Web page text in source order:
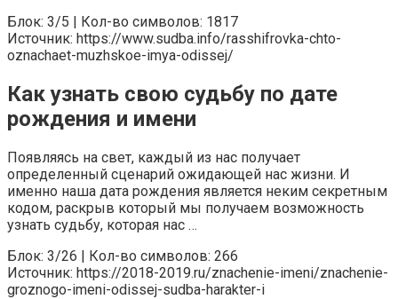
Блок: 3/5 | Кол-во символов: 1817
Источник: https://www.sudba.info/rasshifrovka-chto-
oznachaet-muzhskoe-imya-odissej/
Как узнать свою судьбу по дате
рождения и имени
Появляясь на свет, каждый из нас получает
определенный сценарий ожидающей нас жизни. И
именно наша дата рождения является неким секретным
кодом, раскрыв который мы получаем возможность
узнать судьбу, которая нас …
Блок: 3/26 | Кол-во символов: 266
Источник: https://2018-2019.ru/znachenie-imeni/znachenie-
groznogo-imeni-odissej-sudba-harakter-i